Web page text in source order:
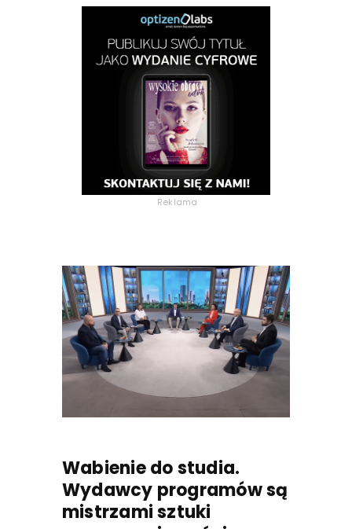
Reklama
Wabienie do studia.
Wydawcy programów są
mistrzami sztuki